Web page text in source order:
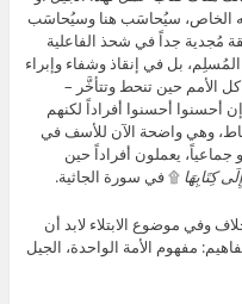
الخاص، سيُحاسَب هنا وسيُحاسَب
مُجدية جداً في شحذ الفاعلية
بل في إنقاذ وشفاء وإبراء
الأمم حين تنحط وتتأخَّر –
أحسنوا أحسنوا أفراداً لكنهم
وهي واضحة الآن للأسف في
يعملون أفراداً حين
كِتَابِهَا ۩ في سورة الجاثية.
وفي موضوع الابتلاء لابد أن
مفهوم الأمة الواحدة، الجيل